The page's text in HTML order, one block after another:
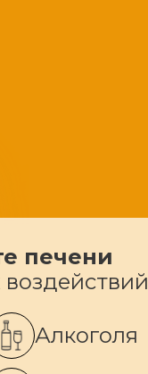
печени
Алкоголя